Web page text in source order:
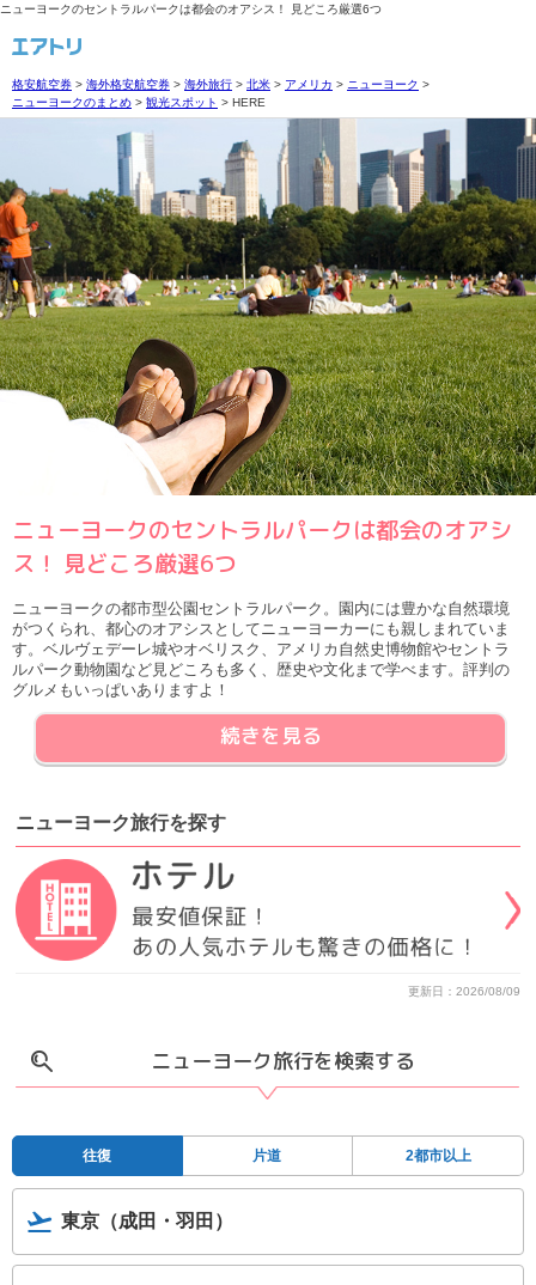
ニューヨークのセントラルパークは都会のオアシス！ 見どころ厳選6つ
格安航空券 > 海外格安航空券 > 海外旅行 > 北米 > アメリカ > ニューヨーク >
ニューヨークのまとめ > 観光スポット > HERE
ニューヨークのセントラルパークは都会のオアシ
ス！ 見どころ厳選6つ
ニューヨークの都市型公園セントラルパーク。園内には豊かな自然環境
がつくられ、都心のオアシスとしてニューヨーカーにも親しまれていま
す。ベルヴェデーレ城やオベリスク、アメリカ自然史博物館やセントラ
ルパーク動物園など見どころも多く、歴史や文化まで学べます。評判の
グルメもいっぱいありますよ！
続きを見る
ニューヨーク旅行を探す
更新日：2026/08/09
ニューヨーク旅行を検索する
往復 片道 2都市以上
東京（成田・羽田）